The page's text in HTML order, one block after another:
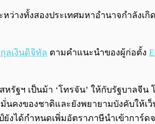
างทั้งสองประเทศมหาอำนาจกำลังเ
ลเงินดิจิทัล ตามคำแนะนำของผู้ก่อตั้ง
รัฐฯ เป็นม้า ‘โทรจัน’ ให้กับรัฐบาล
งของชาติและยังพยายามบังคับให้เว็
งได้กำหนดเพิ่มอัตราภาษีนำเข้าการ์ด